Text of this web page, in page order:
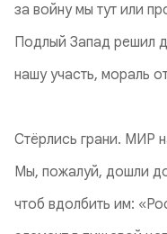
за войну мы тут или
Подлый Запад решил
нашу участь, мораль
Стёрлись грани. МИР
Мы, пожалуй, дошли
чтоб вдолбить им: